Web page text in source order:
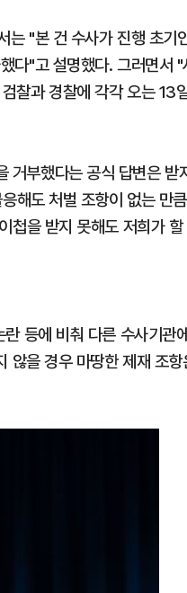
는 "본 건 수사가 진행 초기
다"고 설명했다. 그러면서 "
찰과 경찰에 각각 오는 13
거부했다는 공식 답변은 받
해도 처벌 조항이 없는 만
첩을 받지 못해도 저희가
등에 비춰 다른 수사기관
않을 경우 마땅한 제재 조